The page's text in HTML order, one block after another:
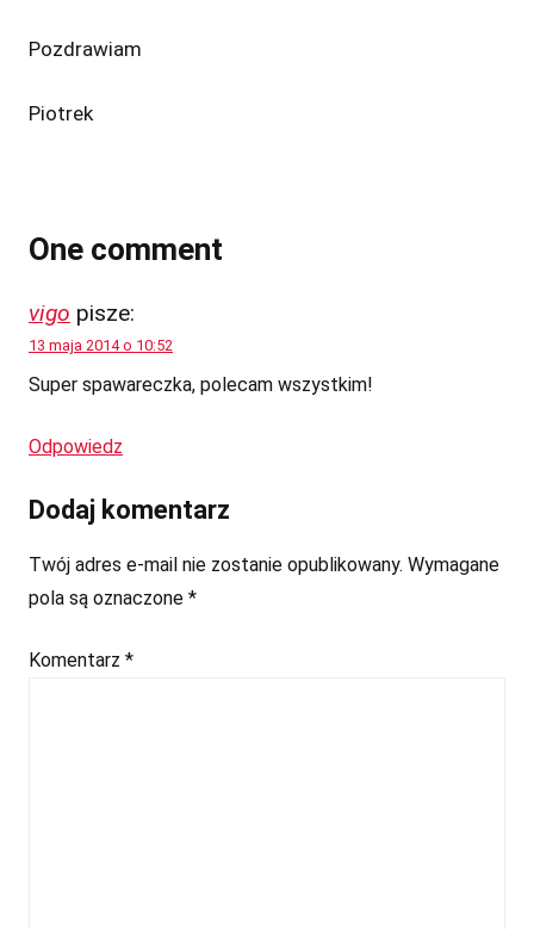
Pozdrawiam
Piotrek
One comment
vigo pisze:
13 maja 2014 o 10:52
Super spawareczka, polecam wszystkim!
Odpowiedz
Dodaj komentarz
Twój adres e-mail nie zostanie opublikowany. Wymagane
pola są oznaczone *
Komentarz *